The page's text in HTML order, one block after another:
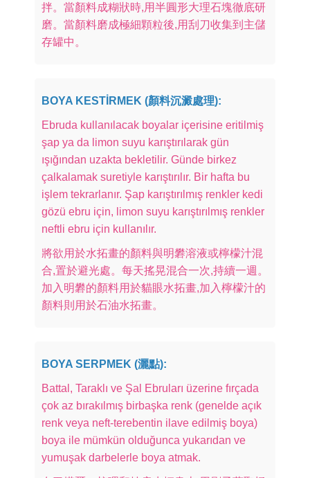
拌。當顏料成糊狀時,用半圓形大理石塊徹底研
磨。當顏料磨成極細顆粒後,用刮刀收集到主儲
存罐中。
BOYA KESTİRMEK (顏料沉澱處理):
Ebruda kullanılacak boyalar içerisine eritilmiş
şap ya da limon suyu karıştırılarak gün
ışığından uzakta bekletilir. Günde birkez
çalkalamak suretiyle karıştırılır. Bir hafta bu
işlem tekrarlanır. Şap karıştırılmış renkler kedi
gözü ebru için, limon suyu karıştırılmış renkler
neftli ebru için kullanılır.
將欲用於水拓畫的顏料與明礬溶液或檸檬汁混
合,置於避光處。每天搖晃混合一次,持續一週。
加入明礬的顏料用於貓眼水拓畫,加入檸檬汁的
顏料則用於石油水拓畫。
BOYA SERPMEK (灑點):
Battal, Taraklı ve Şal Ebruları üzerine fırçada
çok az bırakılmış birbaşka renk (genelde açık
renk veya neft-terebentin ilave edilmiş boya)
boya ile mümkün olduğunca yukarıdan ve
yumuşak darbelerle boya atmak.